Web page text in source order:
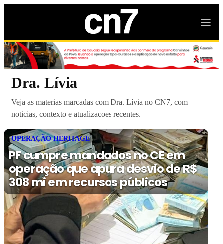
Dra. Lívia
Veja as materias marcadas com Dra. Lívia no CN7, com
noticias, contexto e atualizacoes recentes.
OPERAÇÃO HERITAGE
PF cumpre mandados no CE em
operação que apura desvio de R$
308 mi em recursos públicos